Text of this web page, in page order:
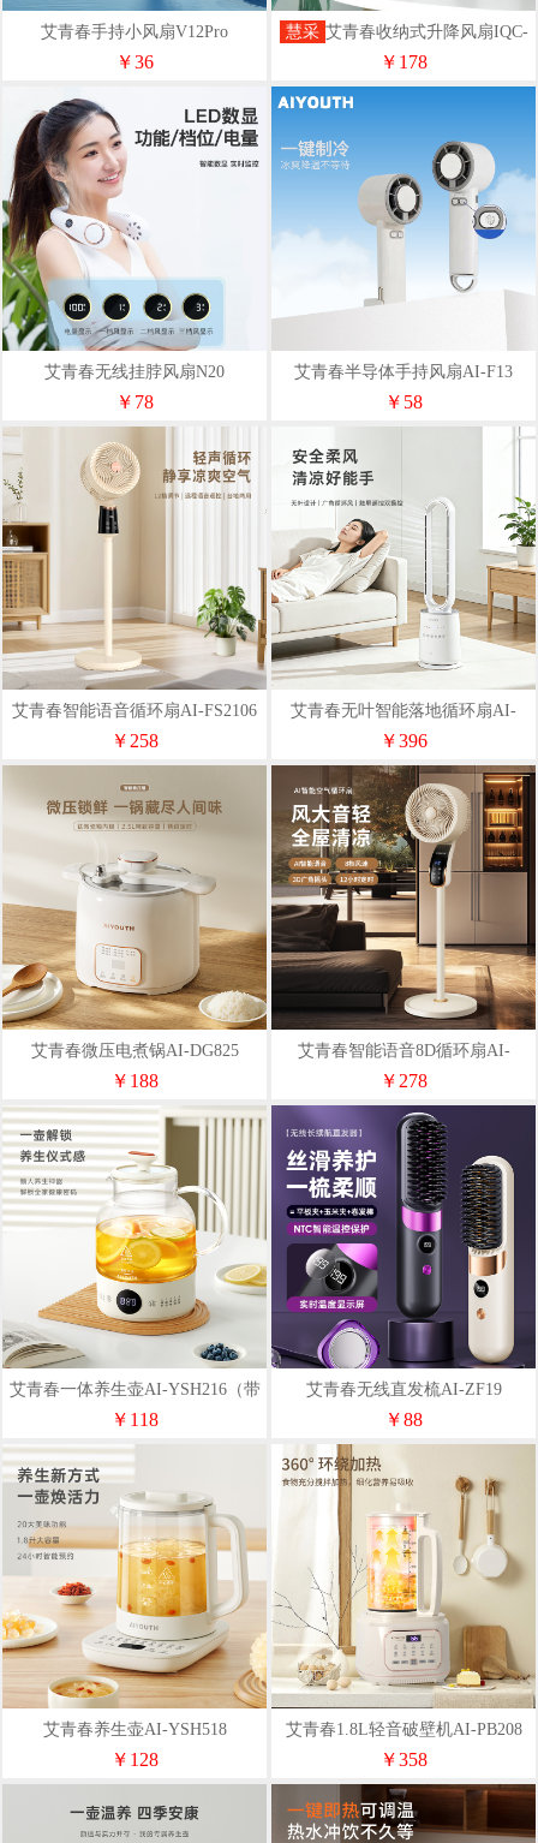
艾青春手持小风扇V12Pro
￥36
慧采 艾青春收纳式升降风扇IQC-
F7200B
￥178
艾青春无线挂脖风扇N20
￥78
艾青春半导体手持风扇AI-F13
￥58
艾青春智能语音循环扇AI-FS2106
￥258
艾青春无叶智能落地循环扇AI-
FS5103
￥396
艾青春微压电煮锅AI-DG825
￥188
艾青春智能语音8D循环扇AI-
FS3108
￥278
艾青春一体养生壶AI-YSH216（带
滤网）
￥118
艾青春无线直发梳AI-ZF19
￥88
艾青春养生壶AI-YSH518
￥128
艾青春1.8L轻音破壁机AI-PB208
￥358